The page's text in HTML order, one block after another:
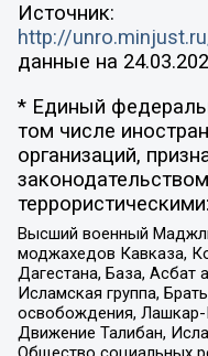
Источник:
http://
данные на
* Единый
том числе
организаций,
террористическими:
Высший военный
моджахедов Кавказа,
Дагестана, База, Асбат
Исламская группа,
освобождения, Лашкар-
Движение Талибан,